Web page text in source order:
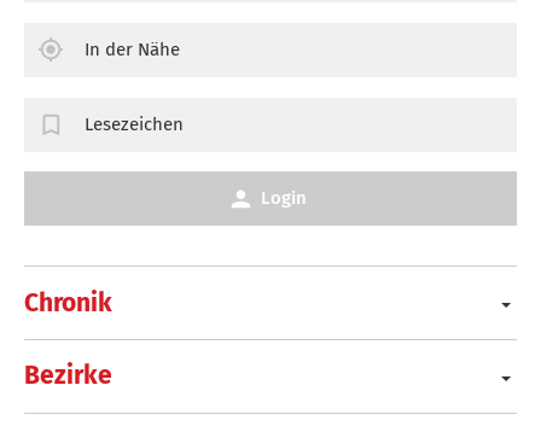
Chronik
Bezirke
In der Nähe
Lesezeichen
Login